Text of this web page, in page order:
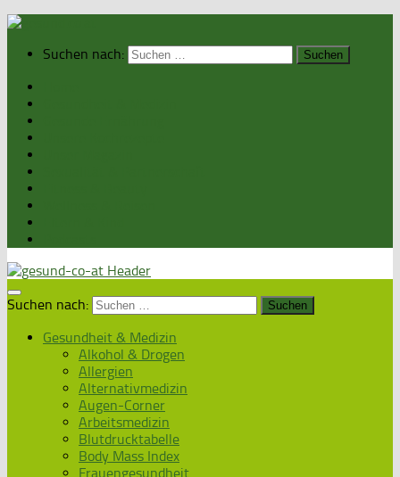
Suchen nach:
Suchen nach:
Gesundheit & Medizin
Alkohol & Drogen
Allergien
Alternativmedizin
Augen-Corner
Arbeitsmedizin
Blutdrucktabelle
Body Mass Index
Frauengesundheit